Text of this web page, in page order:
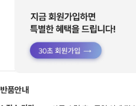
- 아울렛, 사은품 제외
- 택 제거, 사용 흔적 있을 경
- 제품 수령 후 7일, 구매 후
- 자사몰 결제 금액보다 낮
반품안내